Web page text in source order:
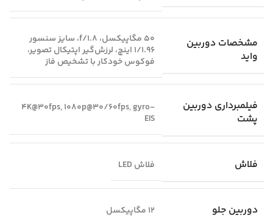
مشخصات دوربین
واید
50 مگاپیکسل، f/1.8، سایز سنسور
1/1.96 اینچ، لرزش‌گیر اپتیکال تصویر،
فوکوس خودکار با تشخیص فاز
فیلمبرداری دوربین
پشت
4K@30fps, 1080p@30/60fps, gyro-
EIS
فلاش فلاش LED
دوربین جلو 12 مگاپیکسل